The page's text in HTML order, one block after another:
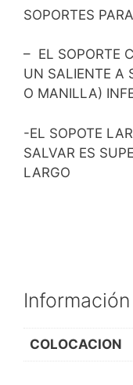
SOPORTES
– EL SOPORTE
UN SALIENTE A
O MANILLA)
-EL SOPOTE
SALVAR ES
LARGO
COLOCACION